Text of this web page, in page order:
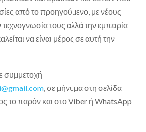
από το προηγούμενο, με νέους
τους αλλά την εμπειρία
να είναι μέρος σε αυτή την
συμμετοχή
, σε μήνυμα στη σελίδα
το παρόν και στο Viber ή WhatsApp